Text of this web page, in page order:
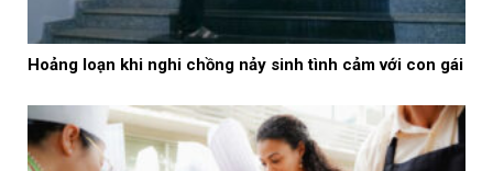
Hoảng loạn khi nghi chồng nảy sinh tình cảm với con gái